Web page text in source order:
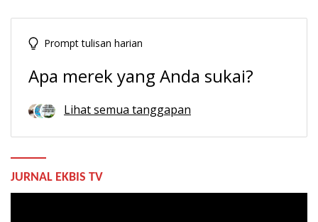
Prompt tulisan harian
Apa merek yang Anda sukai?
Lihat semua tanggapan
JURNAL EKBIS TV